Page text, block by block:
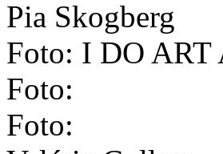
Pia Skogberg
Foto: I DO ART
Foto:
Foto: